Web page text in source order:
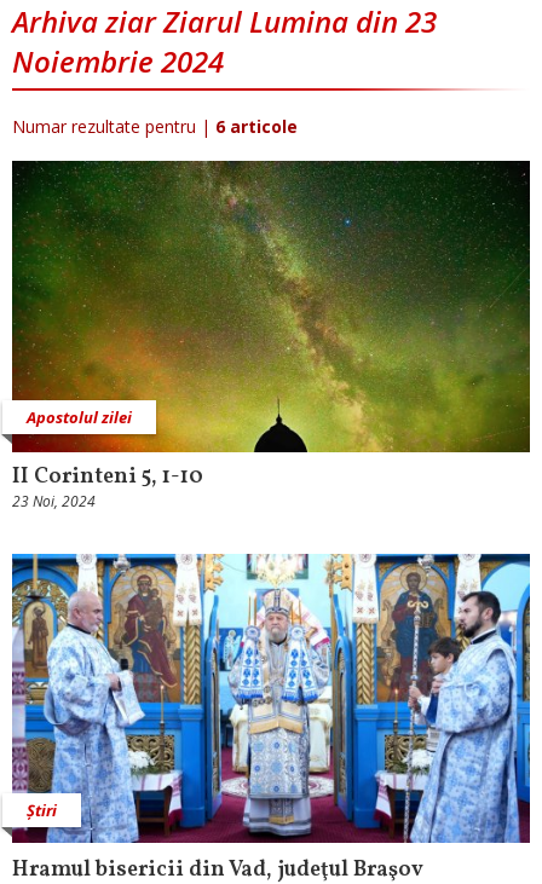
Arhiva ziar Ziarul Lumina din 23
Noiembrie 2024
Numar rezultate pentru | 6 articole
Apostolul zilei
II Corinteni 5, 1-10
23 Noi, 2024
Știri
Hramul bisericii din Vad, judeţul Braşov